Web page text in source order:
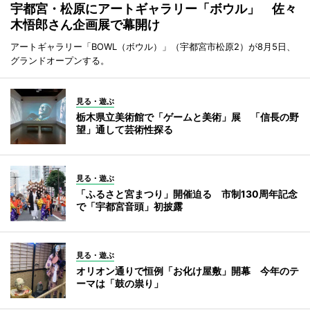
宇都宮・松原にアートギャラリー「ボウル」 佐々
木悟郎さん企画展で幕開け
アートギャラリー「BOWL（ボウル）」（宇都宮市松原2）が8月5日、
グランドオープンする。
見る・遊ぶ
栃木県立美術館で「ゲームと美術」展 「信長の野
望」通して芸術性探る
見る・遊ぶ
「ふるさと宮まつり」開催迫る 市制130周年記念
で「宇都宮音頭」初披露
見る・遊ぶ
オリオン通りで恒例「お化け屋敷」開幕 今年のテ
ーマは「鼓の祟り」